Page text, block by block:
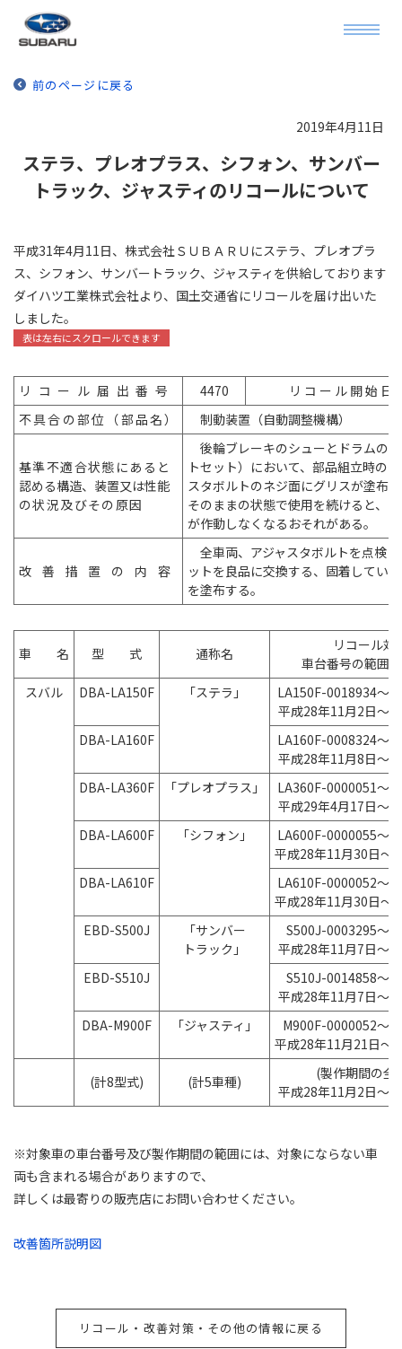
前のページに戻る
2019年4月11日
ステラ、プレオプラス、シフォン、サンバー
トラック、ジャスティのリコールについて
平成31年4月11日、株式会社ＳＵＢＡＲＵにステラ、プレオプラ
ス、シフォン、サンバートラック、ジャスティを供給しております
ダイハツ工業株式会社より、国土交通省にリコールを届け出いた
しました。
リコール届出番 号 4470
リ コ ー ル 開 始 日
不具合の部位（部品名） 制動装置（自動調整機構）
基準不適合状態にある と
認める構造、装置又は性能
の状況及びその原因
後輪ブレーキのシューとドラムの
トセット）において、部品組立時の
スタボルトのネジ面にグリスが塗布
そのままの状態で使用を続けると、
が作動しなくなるおそれがある。
改善措置の内 容
全車両、アジャスタボルトを点検
ットを良品に交換する、固着してい
を塗布する。
車 名 型 式 通称名
リコール対
車台番号の範囲
スバル
DBA-LA150F 「ステラ」
LA150F-0018934～
平成28年11月2日～
DBA-LA160F
LA160F-0008324～
平成28年11月8日～
DBA-LA360F
「プレオプラス」
LA360F-0000051～
平成29年4月17日～
DBA-LA600F
「シフォン」
LA600F-0000055～
平成28年11月30日～
DBA-LA610F
LA610F-0000052～
平成28年11月30日～
EBD-S500J
「サンバー
トラック」
S500J-0003295～
平成28年11月7日～
EBD-S510J
S510J-0014858～
平成28年11月7日～
DBA-M900F
「ジャスティ」
M900F-0000052～
平成28年11月21日～
(計8型式) (計5車種)
(製作期間の全
平成28年11月2日～
※対象車の車台番号及び製作期間の範囲には、対象にならない車
両も含まれる場合がありますので、
詳しくは最寄りの販売店にお問い合わせください。
改善箇所説明図
リコール・改善対策・その他の情報に戻る